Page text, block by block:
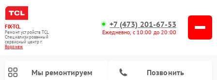
FIX-TCL
Ремонт устройств TCL
Специализированный
cервисный центр г.
Воронеж
+7 (473) 201-67-53
Ежедневно, с 10:00 до 20:00
Мы ремонтируем Позвонить